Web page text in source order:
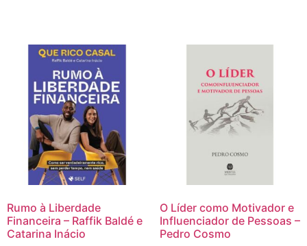
Rumo à Liberdade
Financeira – Raffik Baldé e
Catarina Inácio
O Líder como Motivador e
Influenciador de Pessoas –
Pedro Cosmo